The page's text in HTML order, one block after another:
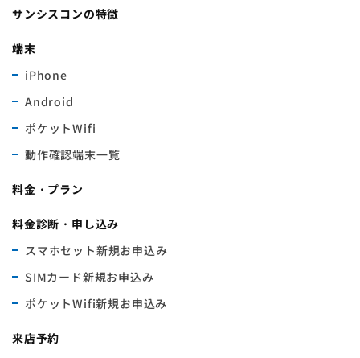
サンシスコンの特徴
端末
iPhone
Android
ポケットWifi
動作確認端末一覧
料金・プラン
料金診断・申し込み
スマホセット新規お申込み
SIMカード新規お申込み
ポケットWifi新規お申込み
来店予約